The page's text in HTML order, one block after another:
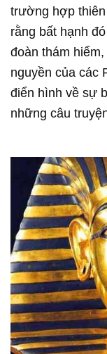
trường hợp
rằng bất hạnh
đoàn thám
nguyền của các
điển hình về sự
những câu